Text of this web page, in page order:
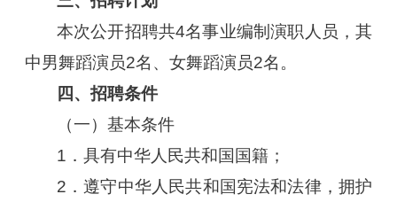
本次公开招聘共4名事业编制演职人员，其
中男舞蹈演员2名、女舞蹈演员2名。
四、招聘条件
（一）基本条件
1．具有中华人民共和国国籍；
2．遵守中华人民共和国宪法和法律，拥护